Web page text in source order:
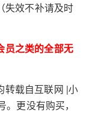
失效不补请及时
员之类的全部无
转载自互联网 |小
更没有购买，